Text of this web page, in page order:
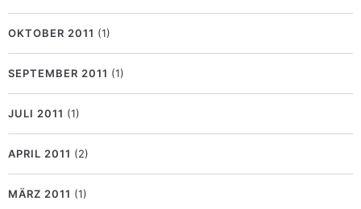
OKTOBER 2011 (1)
SEPTEMBER 2011 (1)
JULI 2011 (1)
APRIL 2011 (2)
MÄRZ 2011 (1)